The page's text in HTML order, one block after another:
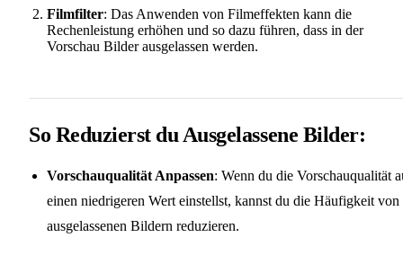
Filmfilter: Das Anwenden von Filmeffekten kann die
Rechenleistung erhöhen und so dazu führen, dass in der
Vorschau Bilder ausgelassen werden.
So Reduzierst du Ausgelassene Bilder:
Vorschauqualität Anpassen: Wenn du die Vorschauqualität
einen niedrigeren Wert einstellst, kannst du die Häufigkeit von
ausgelassenen Bildern reduzieren.